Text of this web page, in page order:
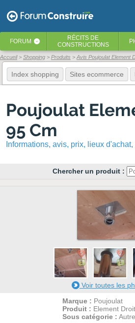
FORUM ‹ RÉCITS DE
CONSTRUCTIONS
Accueil Shopping Produits Avis Poujoulat Element
Index shopping Sites ecommerce
Poujoulat
95 Cm
Informations, avis, prix, lieux
Chercher un produit :
5
1
2
1
Voir toutes les
Marque : Poujoulat
Produit : Element
Sous catégorie : Autre